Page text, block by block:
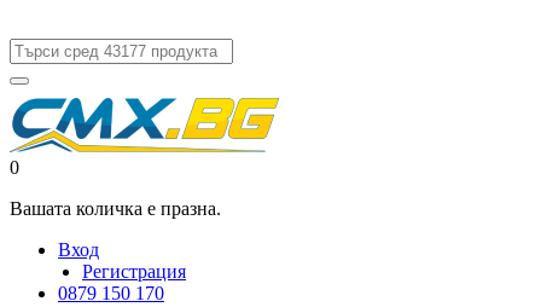
0
Вашата количка е празна.
Вход
Регистрация
0879 150 170